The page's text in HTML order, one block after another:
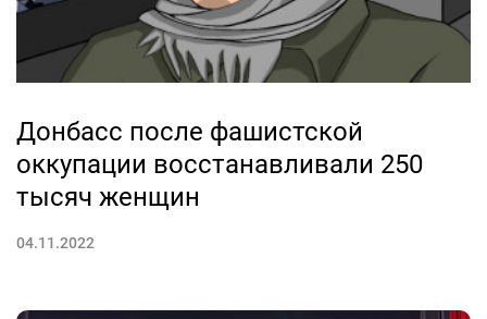
Донбасс после фашистской
оккупации восстанавливали 250
тысяч женщин
04.11.2022